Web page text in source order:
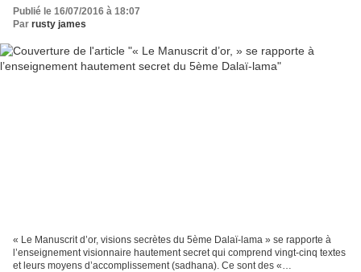
Publié le 16/07/2016 à 18:07
Par rusty james
« Le Manuscrit d’or, visions secrètes du 5ème Dalaï-lama » se rapporte à
l’enseignement visionnaire hautement secret qui comprend vingt-cinq textes
et leurs moyens d’accomplissement (sadhana). Ce sont des «